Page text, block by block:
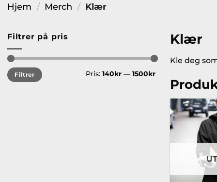
Hjem / Merch / Klær
Filtrer på pris
Min.
pris
Makspris
Filtrer Pris: 140kr — 1500kr
Klær
Kle deg